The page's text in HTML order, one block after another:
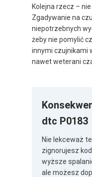
Kolejna rzecz –
Zgadywanie na
niepotrzebnych
żeby nie pomylić
innymi czujnikami
nawet weterani
dtc P0183
Nie lekceważ
zignorujesz
wyższe
ale możesz